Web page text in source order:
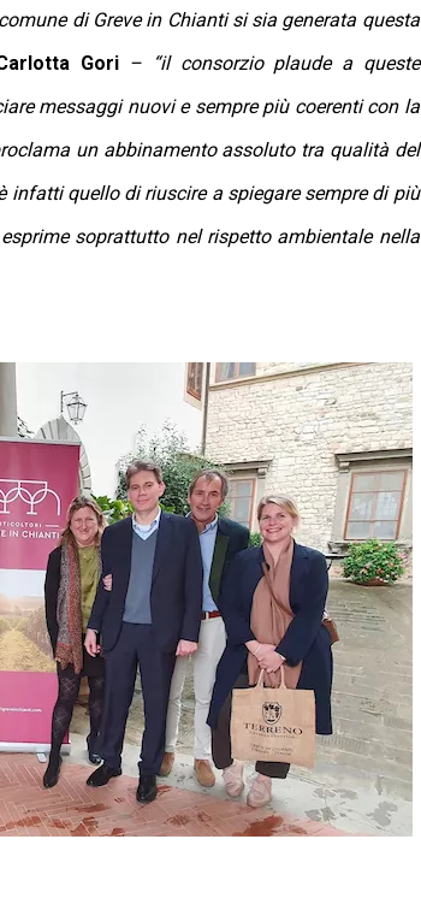
di Greve in Chianti si sia generata questa
Gori– “il consorzio plaude a queste
messaggi nuovi e sempre più coerenti con la
un abbinamento assoluto tra qualità del
quello di riuscire a spiegare sempre di più
soprattutto nel rispetto ambientale nella